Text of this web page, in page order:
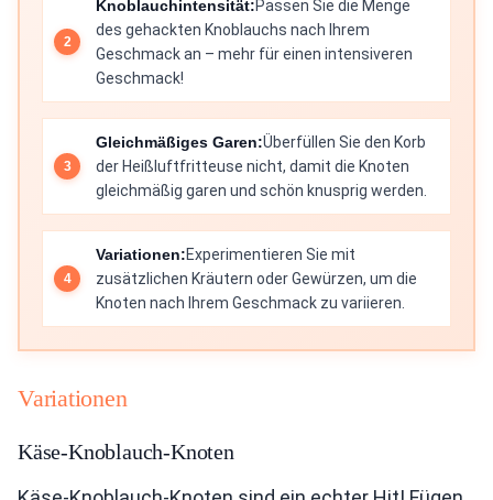
Knoblauchintensität:Passen Sie die Menge
des gehackten Knoblauchs nach Ihrem
Geschmack an – mehr für einen intensiveren
Geschmack!
Gleichmäßiges Garen:Überfüllen Sie den Korb
der Heißluftfritteuse nicht, damit die Knoten
gleichmäßig garen und schön knusprig werden.
Variationen:Experimentieren Sie mit
zusätzlichen Kräutern oder Gewürzen, um die
Knoten nach Ihrem Geschmack zu variieren.
Variationen
Käse-Knoblauch-Knoten